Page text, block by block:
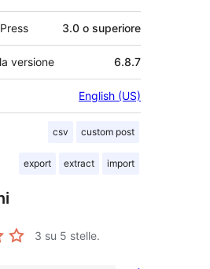
3.0 o superiore
versione 6.8.7
English (US)
csv custom post
export extract import
3 su 5 stelle.